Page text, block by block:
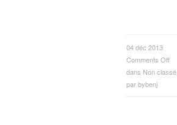
04 déc 2013
Comments Off
dans Non classé
parbybenj